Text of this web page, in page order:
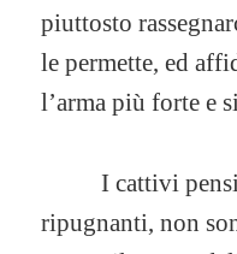
piuttosto
le permette, ed
l’arma più forte e
I cattivi
ripugnanti, non